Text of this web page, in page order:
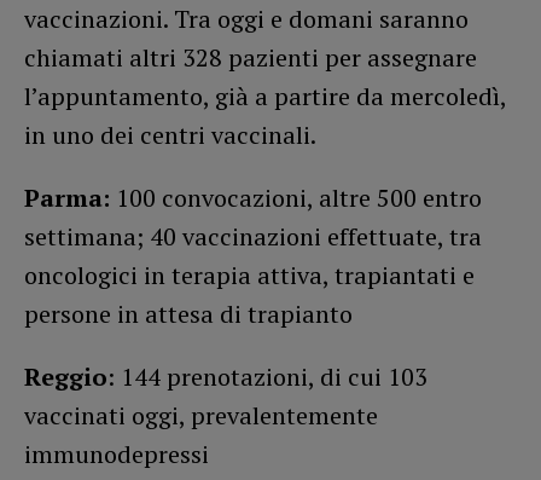
vaccinazioni. Tra oggi e domani saranno
chiamati altri 328 pazienti per assegnare
l’appuntamento, già a partire da mercoledì,
in uno dei centri vaccinali.
Parma: 100 convocazioni, altre 500 entro
settimana; 40 vaccinazioni effettuate, tra
oncologici in terapia attiva, trapiantati e
persone in attesa di trapianto
Reggio: 144 prenotazioni, di cui 103
vaccinati oggi, prevalentemente
immunodepressi